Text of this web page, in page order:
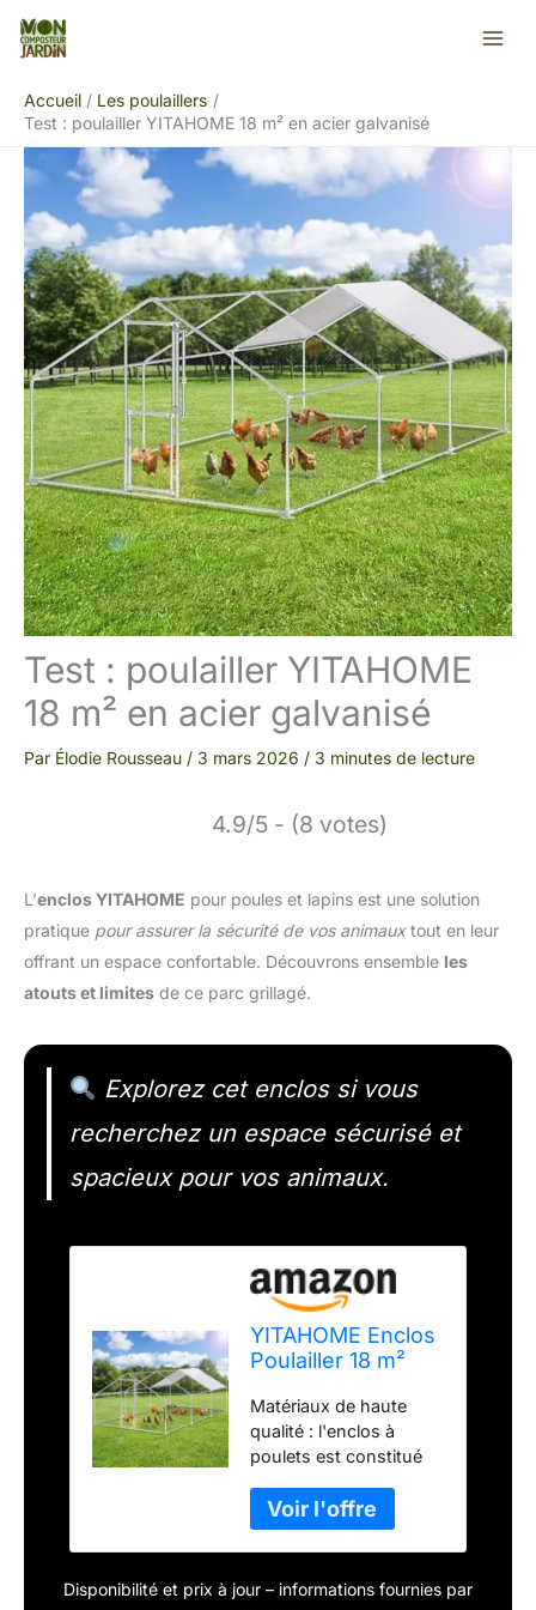
Aller
Accueil
Les poulaillers
Test : poulailler YITAHOME 18 m² en acier galvanisé
Test : poulailler YITAHOME
18 m² en acier galvanisé
Par Élodie Rousseau / 3 mars 2026 / 3 minutes de lecture
4.9/5 - (8 votes)
L’enclos YITAHOME pour poules et lapins est une solution
pratique pour assurer la sécurité de vos animauxtout en leur
offrant un espace confortable. Découvrons ensemble les
atouts et limites de ce parc grillagé.
Explorez cet enclos si vous
recherchez un espace sécurisé et
spacieux pour vos animaux.
YITAHOME Enclos
Poulailler 18 m²
grillagé 3×6M
Acier galvanisé
Matériaux de haute
qualité : l'enclos à
poulets est constitué
galvanisé de haute
qualité et d'un
revêtement en PVC, qui
garantit la résistance à
Disponibilité et prix à jour – informations fournies par
Rechercher